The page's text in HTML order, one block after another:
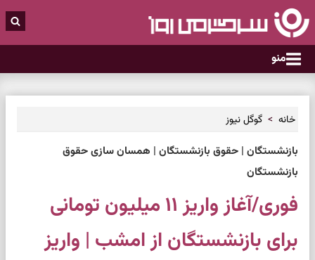
منو
خانه گوگل نیوز
بازنشستگان | حقوق بازنشستگان | همسان سازی حقوق
بازنشستگان
فوری/آغاز واریز ۱۱ میلیون تومانی
برای بازنشستگان از امشب | واریز